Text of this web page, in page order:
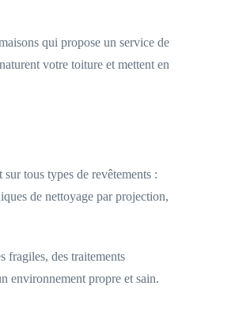
qui propose un service de
votre toiture et mettent en
tous types de revêtements :
de nettoyage par projection,
fragiles, des traitements
environnement propre et sain.